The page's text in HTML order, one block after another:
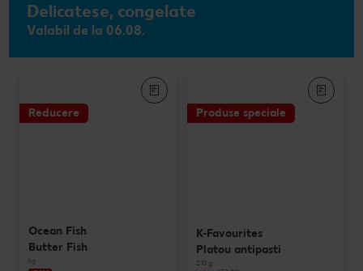
Delicatese, congelate
Valabil de la 06.08.
Reducere
Ocean Fish
Butter Fish
kg
Produse speciale
K-Favourites
Platou antipasti
210 g